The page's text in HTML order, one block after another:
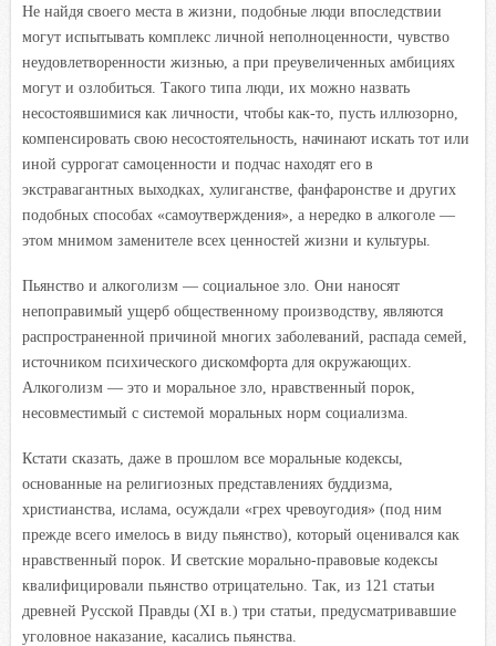
Не найдя своего места в жизни, подобные люди впоследствии
могут испытывать комплекс личной неполноценности, чувство
неудовлетворенности жизнью, а при преувеличенных амбициях
могут и озлобиться. Такого типа люди, их можно назвать
несостоявшимися как личности, чтобы как-то, пусть иллюзорно,
компенсировать свою несостоятельность, начинают искать тот или
иной суррогат самоценности и подчас находят его в
экстравагантных выходках, хулиганстве, фанфаронстве и других
подобных способах «самоутверждения», а нередко в алкоголе —
этом мнимом заменителе всех ценностей жизни и культуры.
Пьянство и алкоголизм — социальное зло. Они наносят
непоправимый ущерб общественному производству, являются
распространенной причиной многих заболеваний, распада семей,
источником психического дискомфорта для окружающих.
Алкоголизм — это и моральное зло, нравственный порок,
несовместимый с системой моральных норм социализма.
Кстати сказать, даже в прошлом все моральные кодексы,
основанные на религиозных представлениях буддизма,
христианства, ислама, осуждали «грех чревоугодия» (под ним
прежде всего имелось в виду пьянство), который оценивался как
нравственный порок. И светские морально-правовые кодексы
квалифицировали пьянство отрицательно. Так, из 121 статьи
древней Русской Правды (XI в.) три статьи, предусматривавшие
уголовное наказание, касались пьянства.